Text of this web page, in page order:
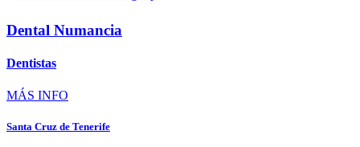
Dental Numancia
Dentistas
MÁS INFO
Santa Cruz de Tenerife